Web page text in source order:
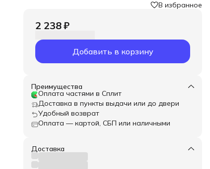
В избранное
2 238 ₽
Добавить в корзину
Преимущества
Оплата частями в Сплит
Доставка в пункты выдачи или до двери
Удобный возврат
Оплата — картой, СБП или наличными
Доставка